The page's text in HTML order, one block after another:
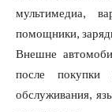
мультимедиа,
помощники,
Внешне
после покупки
обслуживания,